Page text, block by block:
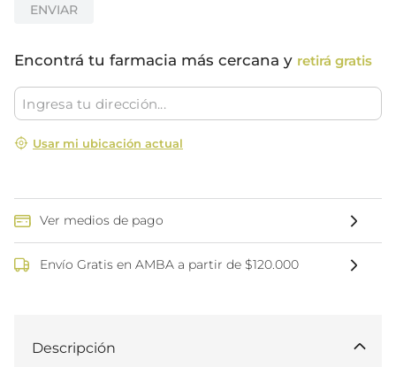
ENVIAR
Encontrá tu farmacia más cercana y retirá gratis
Usar mi ubicación actual
Ver medios de pago
Envío Gratis en AMBA a partir de $120.000
Descripción